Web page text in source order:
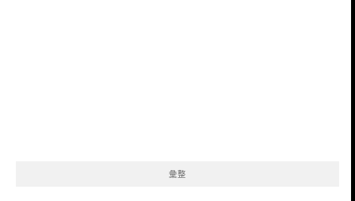
彙整